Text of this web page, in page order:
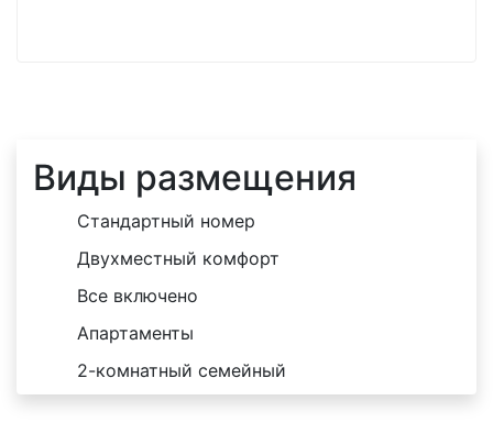
Виды размещения
Стандартный номер
Двухместный комфорт
Все включено
Апартаменты
2-комнатный семейный